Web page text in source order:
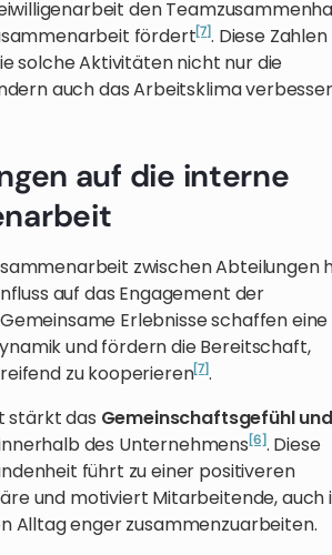
den
fördert[7]. Diese Zahlen
solche Aktivitäten nicht nur die
auch das Arbeitsklima
auf die interne
zwischen Abteilungen
auf das Engagement der
Erlebnisse schaffen eine
und fördern die Bereitschaft,
zu kooperieren[7].
stärkt das Gemeinschaftsgefühl und
des Unternehmens[6]. Diese
führt zu einer positiveren
und motiviert Mitarbeitende, auch
Alltag enger zusammenzuarbeiten.